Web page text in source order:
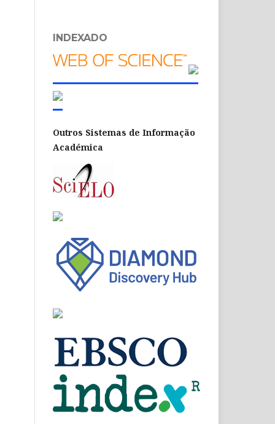
INDEXADO
Outros Sistemas de Informação
Académica